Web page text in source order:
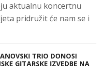
aktualnu koncertnu
pridružit će nam se i
TRIO DONOSI
GITARSKE IZVEDBE NA